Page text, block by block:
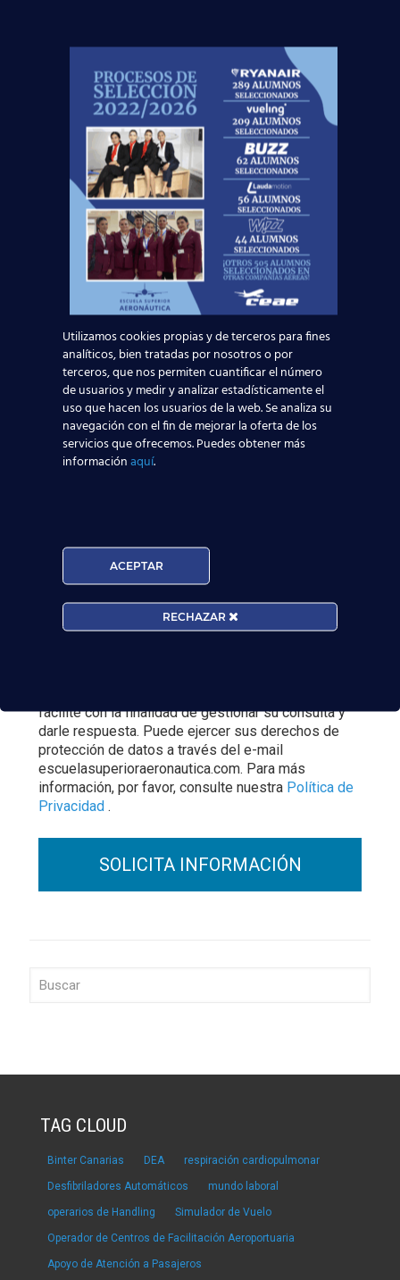
Leer más
El Aeropuerto de Madrid-Barajas supera los 6
millones de pasajeros en mayo: ¿qué significa
para el empleo de TCP?
Leer más
facilite con la finalidad de gestionar su consulta y
darle respuesta. Puede ejercer sus derechos de
protección de datos a través del e-mail
escuelasuperioraeronautica.com. Para más
información, por favor, consulte nuestra Política de
Privacidad .
TAG CLOUD
Binter Canarias DEA respiración cardiopulmonar
Desfibriladores Automáticos mundo laboral
operarios de Handling Simulador de Vuelo
Operador de Centros de Facilitación Aeroportuaria
Apoyo de Atención a Pasajeros
Utilizamos cookies propias y de terceros para fines
analíticos, bien tratadas por nosotros o por
terceros, que nos permiten cuantificar el número
de usuarios y medir y analizar estadísticamente el
uso que hacen los usuarios de la web. Se analiza su
navegación con el fin de mejorar la oferta de los
servicios que ofrecemos. Puedes obtener más
informaciónaquí.
ACEPTAR
RECHAZAR